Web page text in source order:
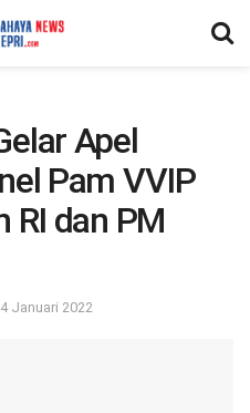
Apel
Pam VVIP
RI dan PM
Januari 2022